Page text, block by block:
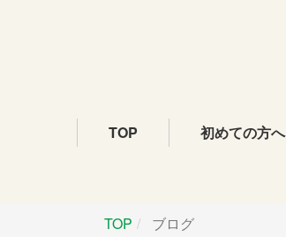
TOP 初めての方へ
TOP ブログ